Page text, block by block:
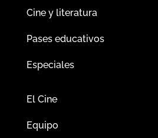
Cine y literatura
Pases educativos
Especiales
El Cine
Equipo